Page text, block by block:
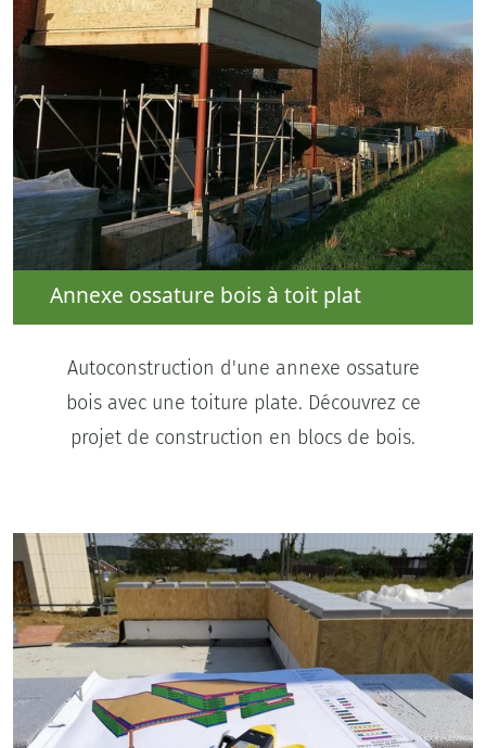
Annexe ossature bois à toit plat
Autoconstruction d'une annexe ossature
bois avec une toiture plate. Découvrez ce
projet de construction en blocs de bois.